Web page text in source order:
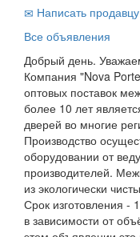
Написать продавцу
Все объявления
Добрый день.
Компания "Nova
оптовых поставок
более 10 лет
дверей во многие
Производство
оборудовании от
производителей.
из экологически
Срок изготовления -
в зависимости от